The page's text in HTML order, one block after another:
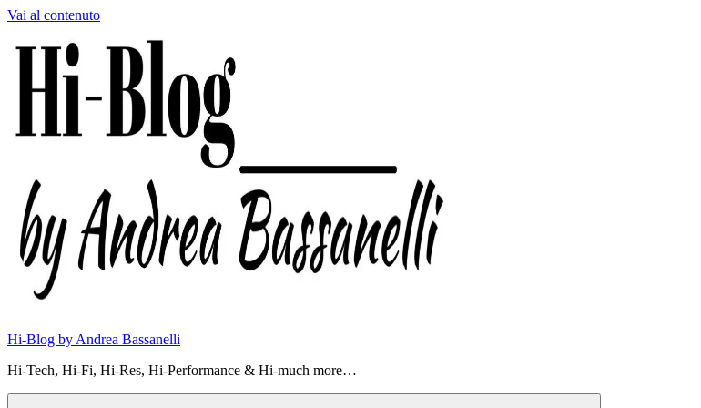
Vai al contenuto
Hi-Blog by Andrea Bassanelli
Hi-Tech, Hi-Fi, Hi-Res, Hi-Performance & Hi-much more…